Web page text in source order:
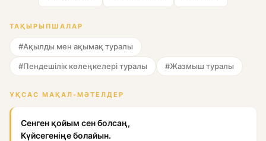
ТАҚЫРЫПШАЛАР
#Ақылды мен ақымақ туралы
#Пендешілік көлеңкелері туралы #Жазмыш туралы
ҰҚСАС МАҚАЛ-МӘТЕЛДЕР
Сенген қойым сен болсаң,
Күйсегеніңе болайын.